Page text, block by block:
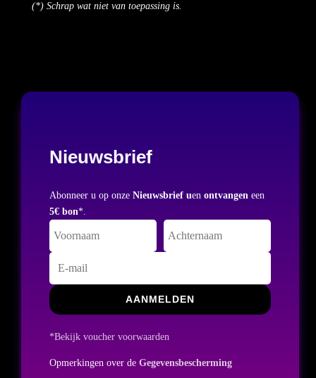
(*) Schrap wat niet van toepassing is.
Nieuwsbrief
Abonneer u op onze Nieuwsbrief uen ontvangeneen
5€ bon*.
AANMELDEN
*Bekijk voucher voorwaarden
Opmerkingen over de Gegevensbescherming